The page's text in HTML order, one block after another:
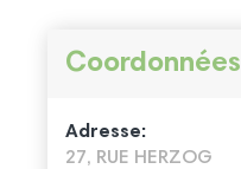
Coordonnées
Adresse:
27, RUE HERZOG